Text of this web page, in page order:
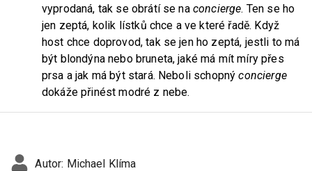
vyprodaná, tak se obrátí se na concierge. Ten se ho
jen zeptá, kolik lístků chce a ve které řadě. Když
host chce doprovod, tak se jen ho zeptá, jestli to má
být blondýna nebo bruneta, jaké má mít míry přes
prsa a jak má být stará. Neboli schopnýconcierge
dokáže přinést modré z nebe.
Autor: Michael Klíma